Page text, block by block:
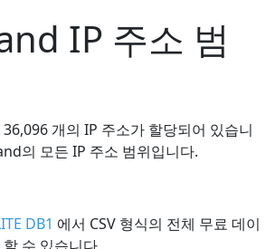
IP 주소 범
개의 IP 주소가 할당되어 있습니
의 모든 IP 주소 범위입니다.
DB1 에서 CSV 형식의 전체 무료 데이